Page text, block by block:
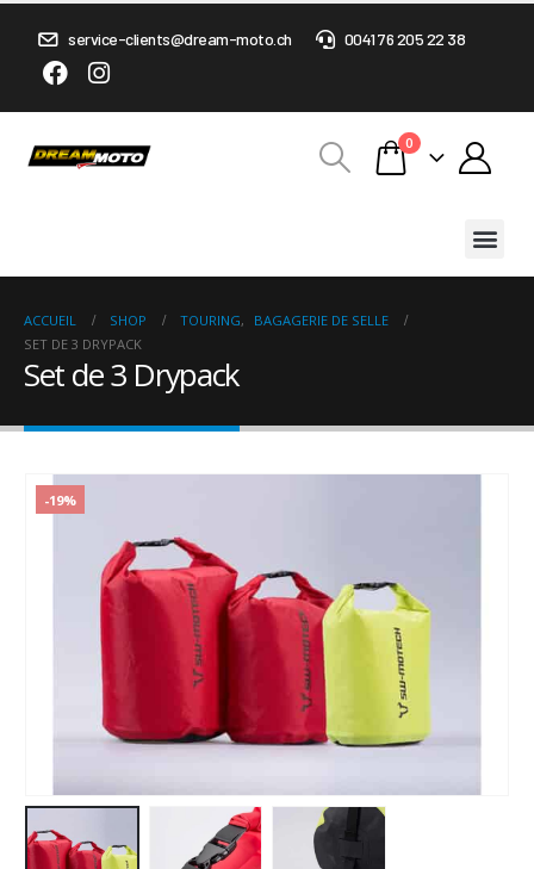
service-clients@dream-moto.ch 0041 76 205 22 38
0
ACCUEIL SHOP TOURING,
BAGAGERIE DE SELLE
SET DE 3 DRYPACK
Set de 3 Drypack
-19%